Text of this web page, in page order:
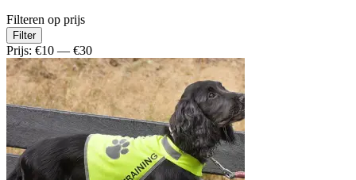
Filteren op prijs
Min.
prijs
Max.
prijs
Filter
Prijs: €10 — €30